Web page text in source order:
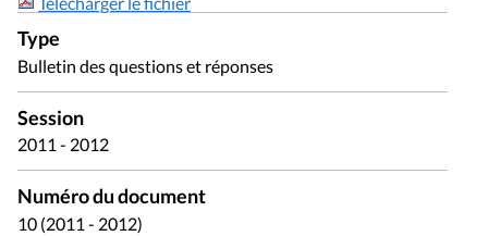
Type
Bulletin des questions et réponses
Session
2011 - 2012
Numéro du document
10 (2011 - 2012)